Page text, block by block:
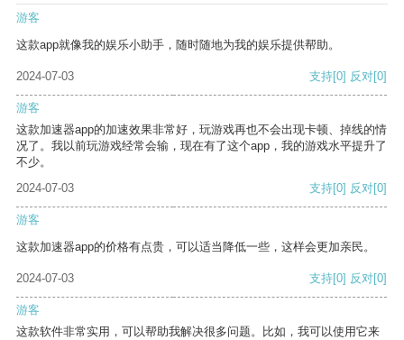
游客
这款app就像我的娱乐小助手，随时随地为我的娱乐提供帮助。
2024-07-03 支持[0] 反对[0]
游客
这款加速器app的加速效果非常好，玩游戏再也不会出现卡顿、掉线的情
况了。我以前玩游戏经常会输，现在有了这个app，我的游戏水平提升了
不少。
2024-07-03
支持[0] 反对[0]
游客
这款加速器app的价格有点贵，可以适当降低一些，这样会更加亲民。
2024-07-03 支持[0] 反对[0]
游客
这款软件非常实用，可以帮助我解决很多问题。比如，我可以使用它来